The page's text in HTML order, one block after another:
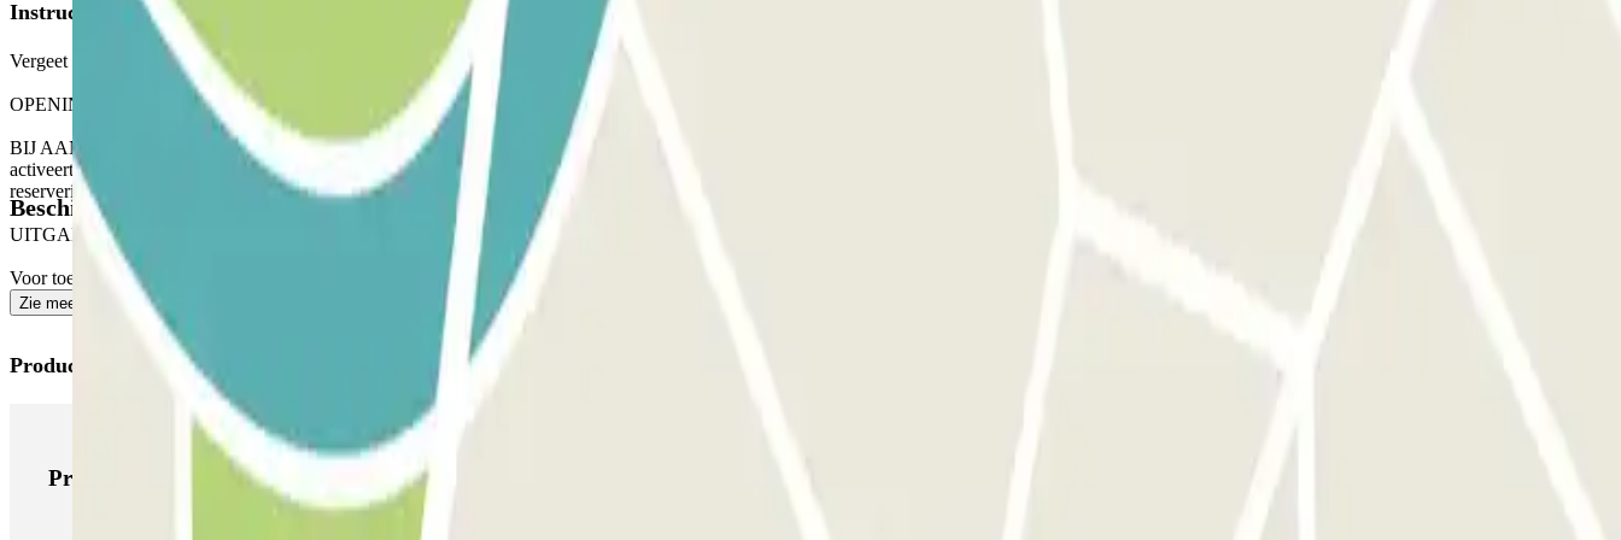
Instructies
Vergeet niet om het gedeelte "Belangrijke informatie" te controleren wanneer je toegang tot de parkeergarage krijgt. De toegang tot deze parkeergarage verloopt via onze applicatie.
OPENING VIA DE PARCLICK TOEPASSING
BIJ AANKOMST: Gebruik vanuit de applicatie of via de link in uw reservering de daarvoor bestemde knop om de ingang te openen. Zorg ervoor dat u zich voor de juiste ingang bevindt voordat u de knop
activeert. BIJ HET VERTREK: Zodra u bent binnengekomen, ontvangt u de knop om de uitgang te openen. De procedure is dezelfde als voor de ingang. MARGIN PERMIT: U kunt tot 1 uur voor uw
reservering toegang krijgen tot de parkeergarage, maar deze extra tijd wordt u in rekening gebracht.
UITGANG VOOR VOETGANGERS
Voor toegang voor voetgangers, zie onze "Belangrijke informatie" sectie.
Zie meer
Beschikbare producten
Producten van Parclick
Producten van Parclick